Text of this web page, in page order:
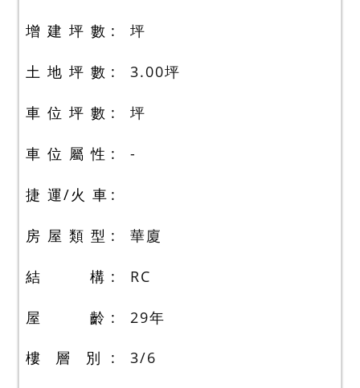
增 建 坪 數 坪
土 地 坪 數 3.00坪
車 位 坪 數 坪
車 位 屬 性 -
捷 運/火 車
房 屋 類 型 華廈
結 構 RC
屋 齡 29年
樓 層 別 3/6